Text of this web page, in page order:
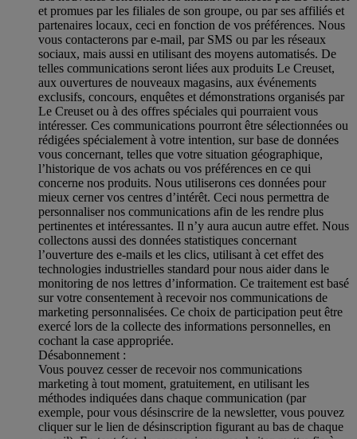
et promues par les filiales de son groupe, ou par ses affiliés et
partenaires locaux, ceci en fonction de vos préférences. Nous
vous contacterons par e-mail, par SMS ou par les réseaux
sociaux, mais aussi en utilisant des moyens automatisés. De
telles communications seront liées aux produits Le Creuset,
aux ouvertures de nouveaux magasins, aux événements
exclusifs, concours, enquêtes et démonstrations organisés par
Le Creuset ou à des offres spéciales qui pourraient vous
intéresser. Ces communications pourront être sélectionnées ou
rédigées spécialement à votre intention, sur base de données
vous concernant, telles que votre situation géographique,
l’historique de vos achats ou vos préférences en ce qui
concerne nos produits. Nous utiliserons ces données pour
mieux cerner vos centres d’intérêt. Ceci nous permettra de
personnaliser nos communications afin de les rendre plus
pertinentes et intéressantes. Il n’y aura aucun autre effet. Nous
collectons aussi des données statistiques concernant
l’ouverture des e-mails et les clics, utilisant à cet effet des
technologies industrielles standard pour nous aider dans le
monitoring de nos lettres d’information. Ce traitement est basé
sur votre consentement à recevoir nos communications de
marketing personnalisées. Ce choix de participation peut être
exercé lors de la collecte des informations personnelles, en
cochant la case appropriée.
Désabonnement :
Vous pouvez cesser de recevoir nos communications
marketing à tout moment, gratuitement, en utilisant les
méthodes indiquées dans chaque communication (par
exemple, pour vous désinscrire de la newsletter, vous pouvez
cliquer sur le lien de désinscription figurant au bas de chaque